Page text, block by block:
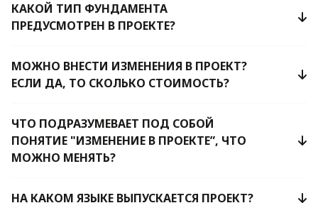
КАКОЙ ТИП ФУНДАМЕНТА
ПРЕДУСМОТРЕН В ПРОЕКТЕ?
МОЖНО ВНЕСТИ ИЗМЕНЕНИЯ В ПРОЕКТ?
ЕСЛИ ДА, ТО СКОЛЬКО СТОИМОСТЬ?
ЧТО ПОДРАЗУМЕВАЕТ ПОД СОБОЙ
ПОНЯТИЕ "ИЗМЕНЕНИЕ В ПРОЕКТЕ”, ЧТО
МОЖНО МЕНЯТЬ?
НА КАКОМ ЯЗЫКЕ ВЫПУСКАЕТСЯ ПРОЕКТ?